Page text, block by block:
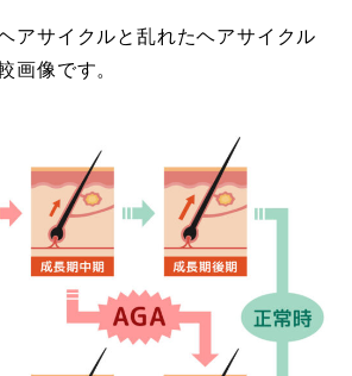
アサイクルと乱れたヘアサイクル
画像です。